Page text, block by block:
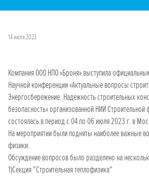
14 июля 2023
Компания ООО НПО «Броня» выступила
Научной конференции «Актуальные вопросы
Энергосбережение. Надежность строительных
безопасность» организованной НИИ Строительной
состоялась в период с 04 по 06 июля 2023 г. в
На мероприятии были подняты наиболее важные
физики.
Обсуждение вопросов было разделено на
1)Секция "Строительная теплофизика"